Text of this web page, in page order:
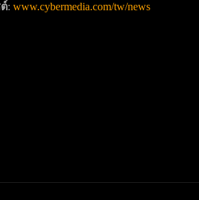
: www.cybermedia.com/tw/news